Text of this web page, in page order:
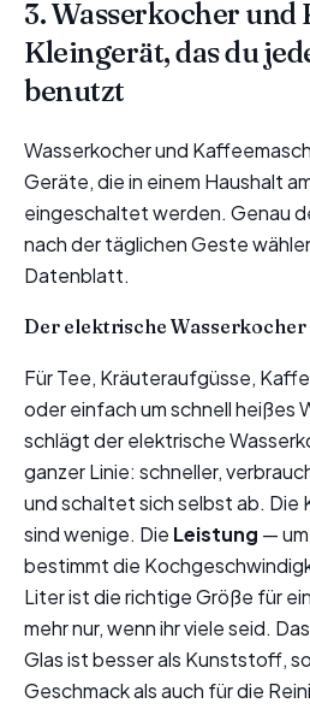
3. Wasserkocher und
Kleingerät, das du
benutzt
Wasserkocher und
Geräte, die in einem Haushalt
eingeschaltet werden. Genau
nach der täglichen Geste
Datenblatt.
Der elektrische Wasserkocher
Für Tee, Kräuteraufgüsse,
oder einfach um schnell heißes
schlägt der elektrische
ganzer Linie: schneller,
und schaltet sich selbst ab. Die
sind wenige. Die Leistung —
bestimmt die
Liter ist die richtige Größe für
mehr nur, wenn ihr viele seid. Das
Glas ist besser als Kunststoff,
Geschmack als auch für die